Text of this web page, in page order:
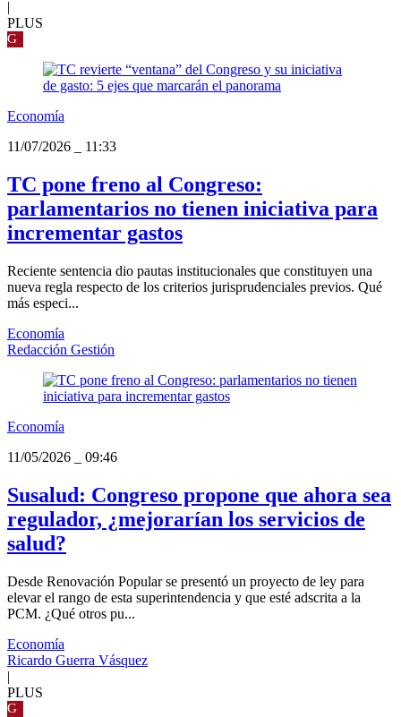
PLUS
G
Economía
11/07/2026
11:33
TC pone freno al Congreso:
parlamentarios no tienen iniciativa para
incrementar gastos
Reciente sentencia dio pautas institucionales que constituyen una
nueva regla respecto de los criterios jurisprudenciales previos. Qué
más especi...
Economía
Redacción Gestión
Economía
11/05/2026
09:46
Susalud: Congreso propone que ahora sea
regulador, ¿mejorarían los servicios de
salud?
Desde Renovación Popular se presentó un proyecto de ley para
elevar el rango de esta superintendencia y que esté adscrita a la
PCM. ¿Qué otros pu...
Economía
Ricardo Guerra Vásquez
|
PLUS
G